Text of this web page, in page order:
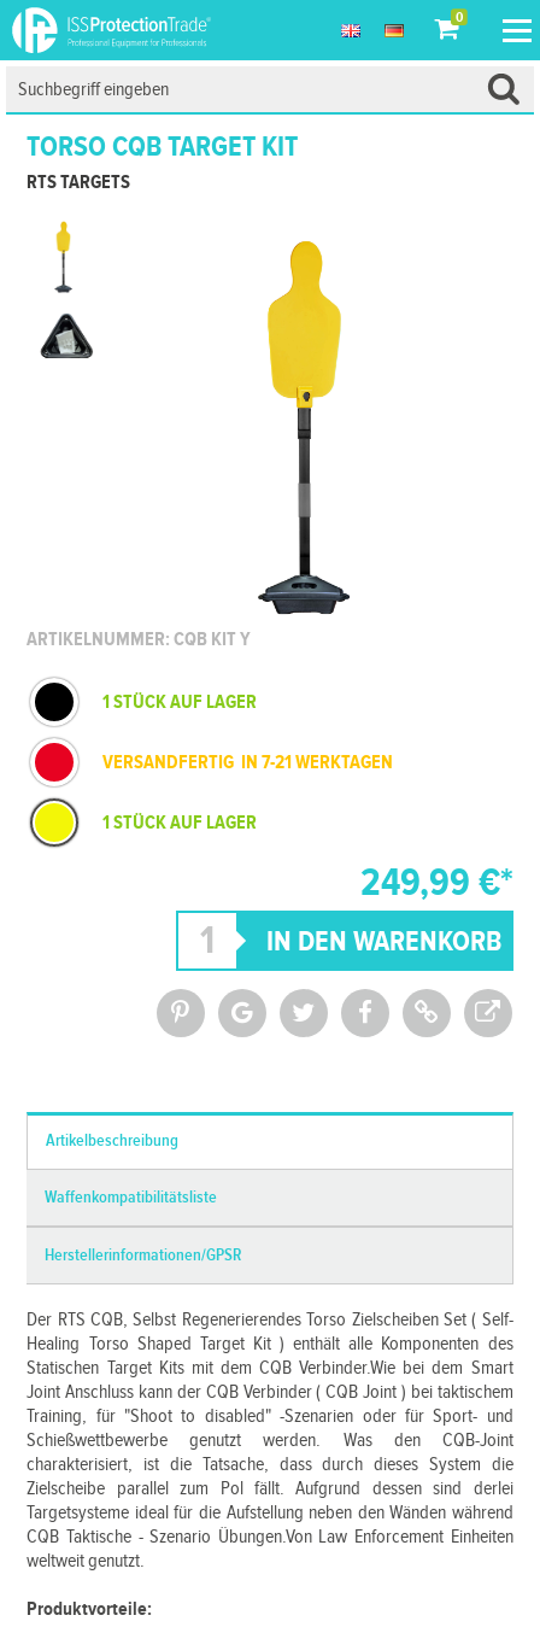
0
TORSO CQB TARGET KIT
RTS TARGETS
ARTIKELNUMMER: CQB KIT Y
1 STÜCK AUF LAGER
VERSANDFERTIG IN 7-21 WERKTAGEN
1 STÜCK AUF LAGER
249,99 €*
Artikelbeschreibung
Waffenkompatibilitätsliste
Herstellerinformationen/GPSR
Der RTS CQB, Selbst Regenerierendes Torso Zielscheiben Set ( Self-
Healing Torso Shaped Target Kit ) enthält alle Komponenten des
Statischen Target Kits mit dem CQB Verbinder.Wie bei dem Smart
Joint Anschluss kann der CQB Verbinder ( CQB Joint ) bei taktischem
Training, für "Shoot to disabled" -Szenarien oder für Sport- und
Schießwettbewerbe genutzt werden. Was den CQB-Joint
charakterisiert, ist die Tatsache, dass durch dieses System die
Zielscheibe parallel zum Pol fällt. Aufgrund dessen sind derlei
Targetsysteme ideal für die Aufstellung neben den Wänden während
CQB Taktische - Szenario Übungen.Von Law Enforcement Einheiten
weltweit genutzt.
Produktvorteile: